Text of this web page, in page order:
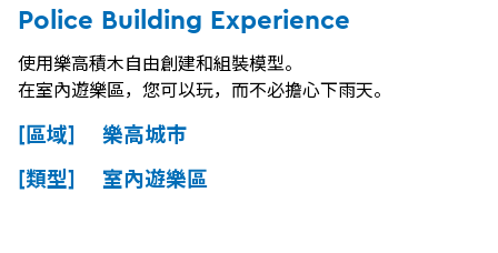
Police Building Experience
使用樂高積木自由創建和組裝模型。
在室內遊樂區，您可以玩，而不必擔心下雨天。
[區域] 樂高城市
[類型] 室內遊樂區